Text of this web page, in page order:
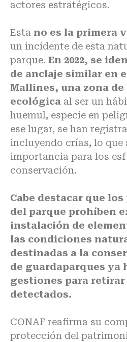
actores estratégicos.
Esta no es la primera
un incidente de esta
parque. En 2022, se
de anclaje similar en
Mallines, una zona
ecológica al ser un
huemul, especie en
ese lugar, se han
incluyendo crías, lo que
importancia para los
conservación.
Cabe destacar que
del parque prohíben
instalación de
las condiciones
destinadas a la
de guardaparques ya
gestiones para retirar
detectados.
CONAF reafirma su
protección del